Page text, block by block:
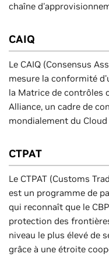
chaîne
CAIQ
Le CAIQ (Consensus
mesure la conformité
la Matrice de contrôles
Alliance, un cadre de
mondialement du
CTPAT
Le CTPAT (Customs
est un programme de
qui reconnaît que le
protection des
niveau le plus élevé de
grâce à une étroite